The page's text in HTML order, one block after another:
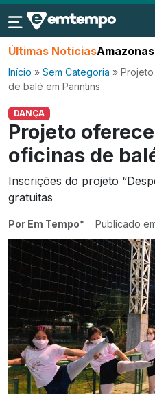
Últimas NotíciasAmazonas
Início » Sem Categoria »
de balé em Parintins
DANÇA
Projeto
oficinas de
Inscrições do projeto
gratuitas
Por Em Tempo* Publicado